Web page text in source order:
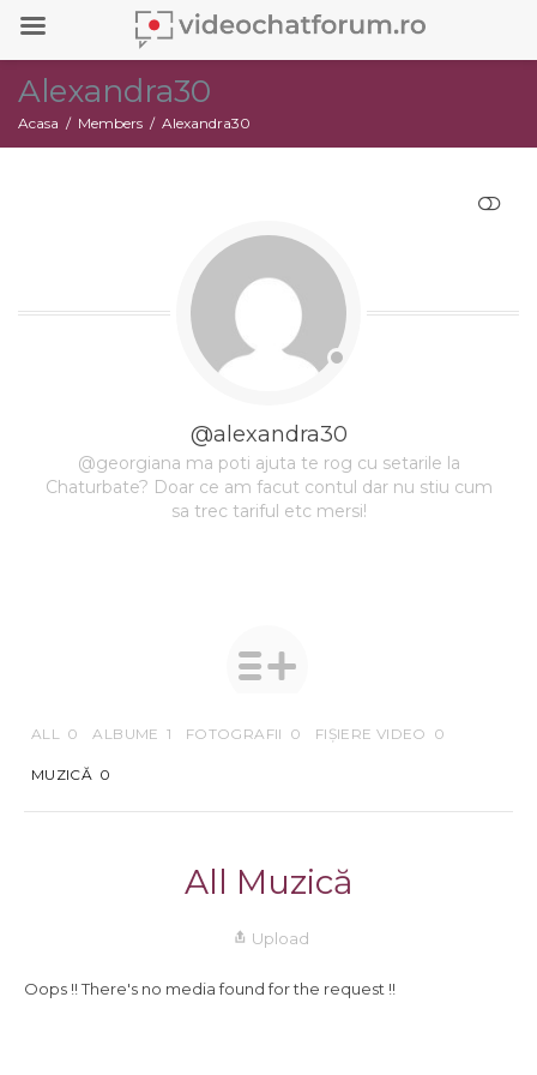
Alexandra30
Acasa Members Alexandra30
@alexandra30
@georgiana ma poti ajuta te rog cu setarile la
Chaturbate? Doar ce am facut contul dar nu stiu cum
sa trec tariful etc mersi!
ALL 0 ALBUME 1 FOTOGRAFII 0 FIȘIERE VIDEO 0
MUZICĂ 0
All Muzică
Upload
Oops !! There's no media found for the request !!